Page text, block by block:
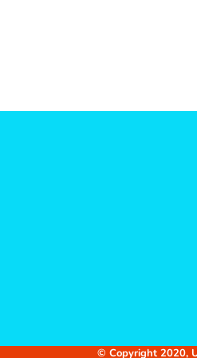
© Copyright 2020,